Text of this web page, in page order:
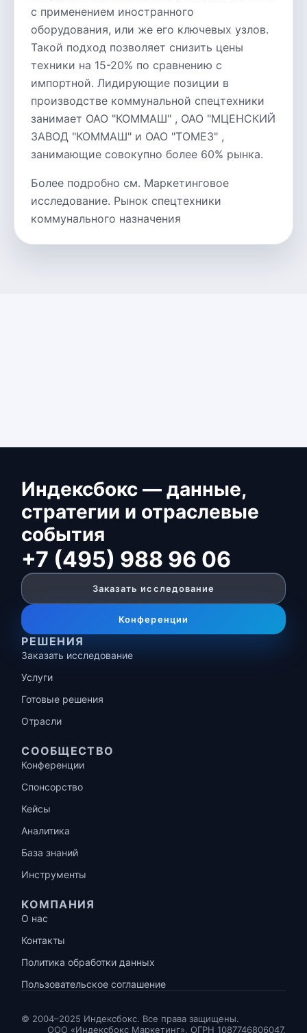
с применением иностранного
оборудования, или же его ключевых узлов.
Такой подход позволяет снизить цены
техники на 15-20% по сравнению с
импортной. Лидирующие позиции в
производстве коммунальной спецтехники
занимает ОАО "КОММАШ" , ОАО "МЦЕНСКИЙ
ЗАВОД "КОММАШ" и ОАО "ТОМЕЗ" ,
занимающие совокупно более 60% рынка.
Более подробно см. Маркетинговое
исследование. Рынок спецтехники
коммунального назначения
Индексбокс — данные,
стратегии и отраслевые
события
+7 (495) 988 96 06
Заказать исследование
Конференции
РЕШЕНИЯ
Заказать исследование
Услуги
Готовые решения
Отрасли
СООБЩЕСТВО
Конференции
Спонсорство
Кейсы
Аналитика
База знаний
Инструменты
КОМПАНИЯ
О нас
Контакты
Политика обработки данных
Пользовательское соглашение
© 2004–2025 Индексбокс. Все права защищены.
ООО «Индексбокс Маркетинг», ОГРН 1087746806047,